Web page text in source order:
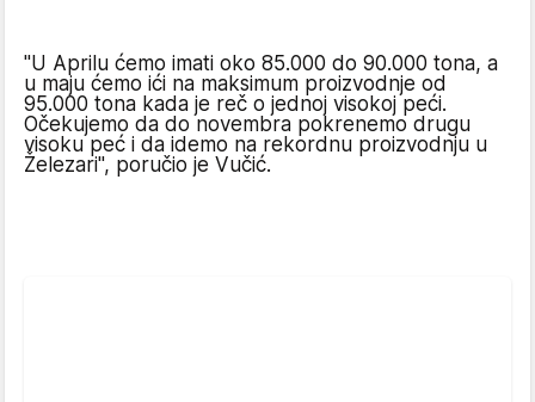
"U Aprilu ćemo imati oko 85.000 do 90.000 tona, a
u maju ćemo ići na maksimum proizvodnje od
95.000 tona kada je reč o jednoj visokoj peći.
Očekujemo da do novembra pokrenemo drugu
visoku peć i da idemo na rekordnu proizvodnju u
Železari", poručio je Vučić.